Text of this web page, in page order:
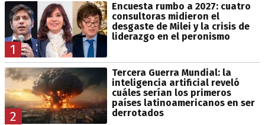
1
Encuesta rumbo a 2027: cuatro
consultoras midieron el
desgaste de Milei y la crisis de
liderazgo en el peronismo
2
Tercera Guerra Mundial: la
inteligencia artificial reveló
cuáles serían los primeros
países latinoamericanos en ser
derrotados